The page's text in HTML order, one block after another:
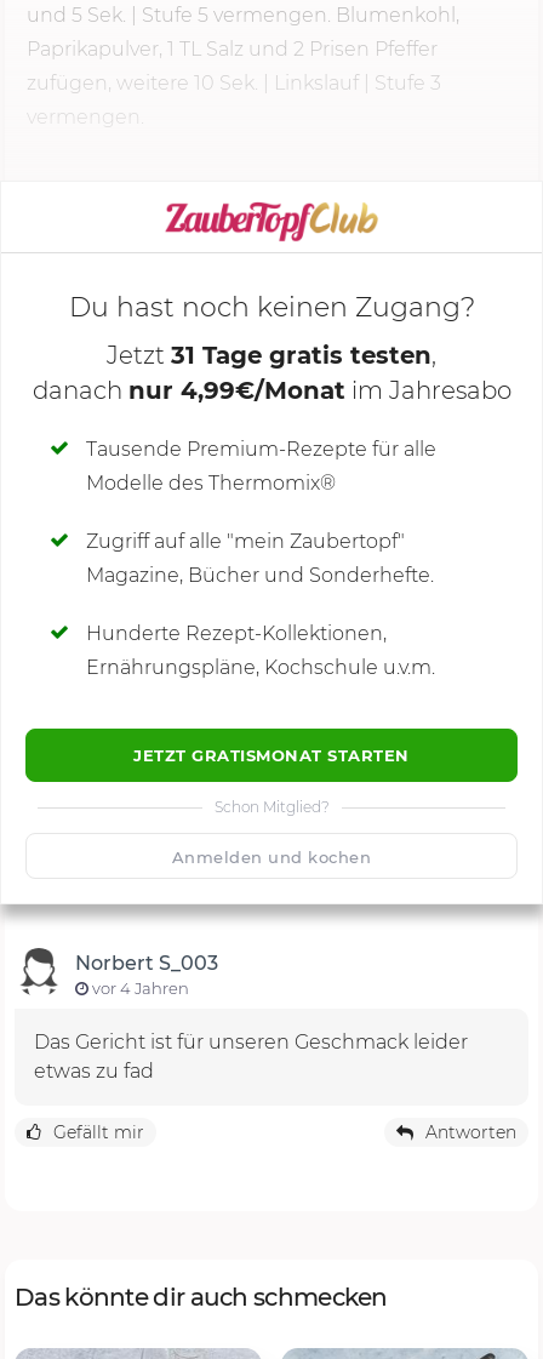
und 5 Sek. Stufe 5 vermengen. Blumenkohl,
Paprikapulver, 1 TL Salz und 2 Prisen Pfeffer
zufügen, weitere 10 Sek. | Linkslauf | Stufe 3
vermengen.
KOCHMODUS STARTEN
Deine Notizen
Du hast noch keinen Zugang?
Jetzt 31 Tage gratis testen,
danach nur 4,99€/Monat im Jahresabo
Tausende Premium-Rezepte für alle
Modelle des Thermomix®
Zugriff auf alle "mein Zaubertopf"
Magazine, Bücher und Sonderhefte.
Hunderte Rezept-Kollektionen,
Ernährungspläne, Kochschule u.v.m.
JETZT GRATISMONAT STARTEN
Schon Mitglied?
Anmelden und kochen
Kommentare(1)
🙂 Speichern
Norbert S_003
vor 4 Jahren
Das Gericht ist für unseren Geschmack leider
etwas zu fad
Gefällt mir Antworten
Das könnte dir auch schmecken